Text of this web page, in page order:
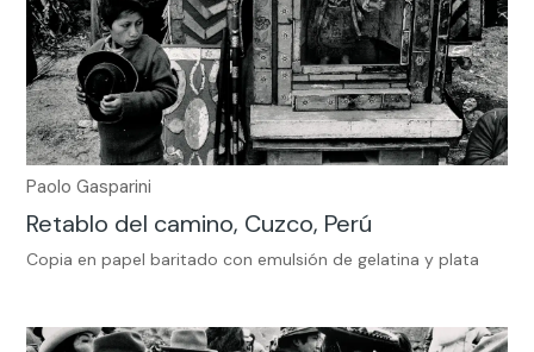
Paolo Gasparini
Retablo del camino, Cuzco, Perú
Copia en papel baritado con emulsión de gelatina y plata